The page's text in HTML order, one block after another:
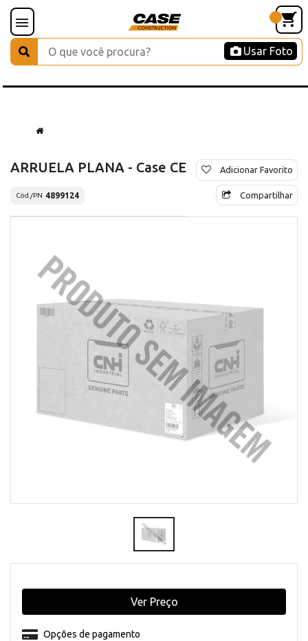
Usar Foto
ARRUELA PLANA - Case CE
Cód./PN 4899124
Adicionar Favorito
Compartilhar
Opções de pagamento
Ver Preço